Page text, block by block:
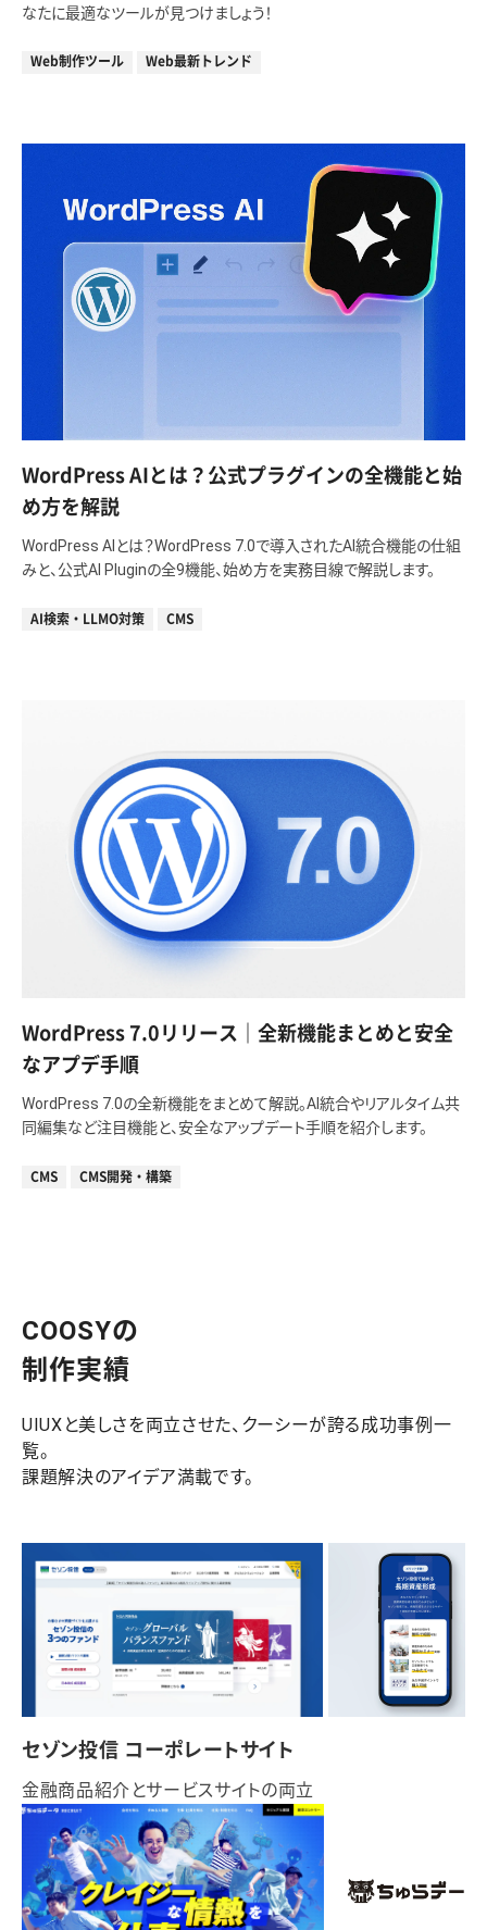
なたに最適なツールが見つけましょう！
Web制作ツール Web最新トレンド
WordPress AIとは？公式プラグインの全機能と始
め方を解説
WordPress AIとは？WordPress 7.0で導入されたAI統合機能の仕組
みと、公式AI Pluginの全9機能、始め方を実務目線で解説します。
AI検索・LLMO対策 CMS
WordPress 7.0リリース｜全新機能まとめと安全
なアプデ手順
WordPress 7.0の全新機能をまとめて解説。AI統合やリアルタイム共
同編集など注目機能と、安全なアップデート手順を紹介します。
CMS CMS開発・構築
COOSYの
制作実績
UIUXと美しさを両立させた、クーシーが誇る成功事例一
覧。
課題解決のアイデア満載です。
セゾン投信 コーポレートサイト
金融商品紹介とサービスサイトの両立